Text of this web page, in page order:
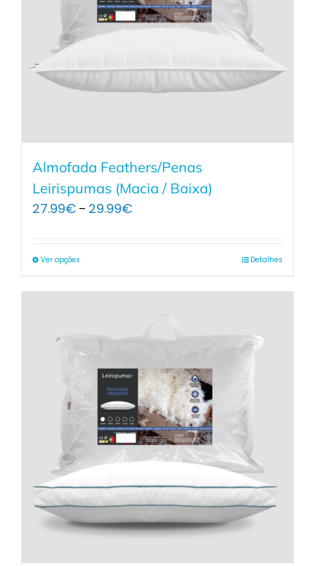
Almofada Feathers/Penas
Leirispumas (Macia / Baixa)
27.99€ – 29.99€Price
Ver opções Detalhes